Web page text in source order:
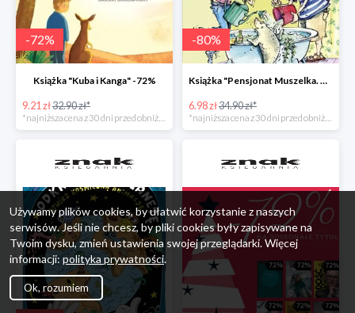
-72%
Książka "Kuba i Kanga" -72%
9.21 zł32.90 zł*
*najniższa cena z 30 dni przed obniżką
-80%
Książka "Pensjonat Muszelka. Nowi goście" taniej o 80%
6.98 zł34.90 zł*
*najniższa cena z 30 dni przed obniżką
Używamy plików cookies, by ułatwić korzystanie z naszych
serwisów. Jeśli nie chcesz, by pliki cookies były zapisywane na
Twoim dysku, zmień ustawienia swojej przeglądarki. Więcej
informacji: polityka prywatności.
Ok, rozumiem